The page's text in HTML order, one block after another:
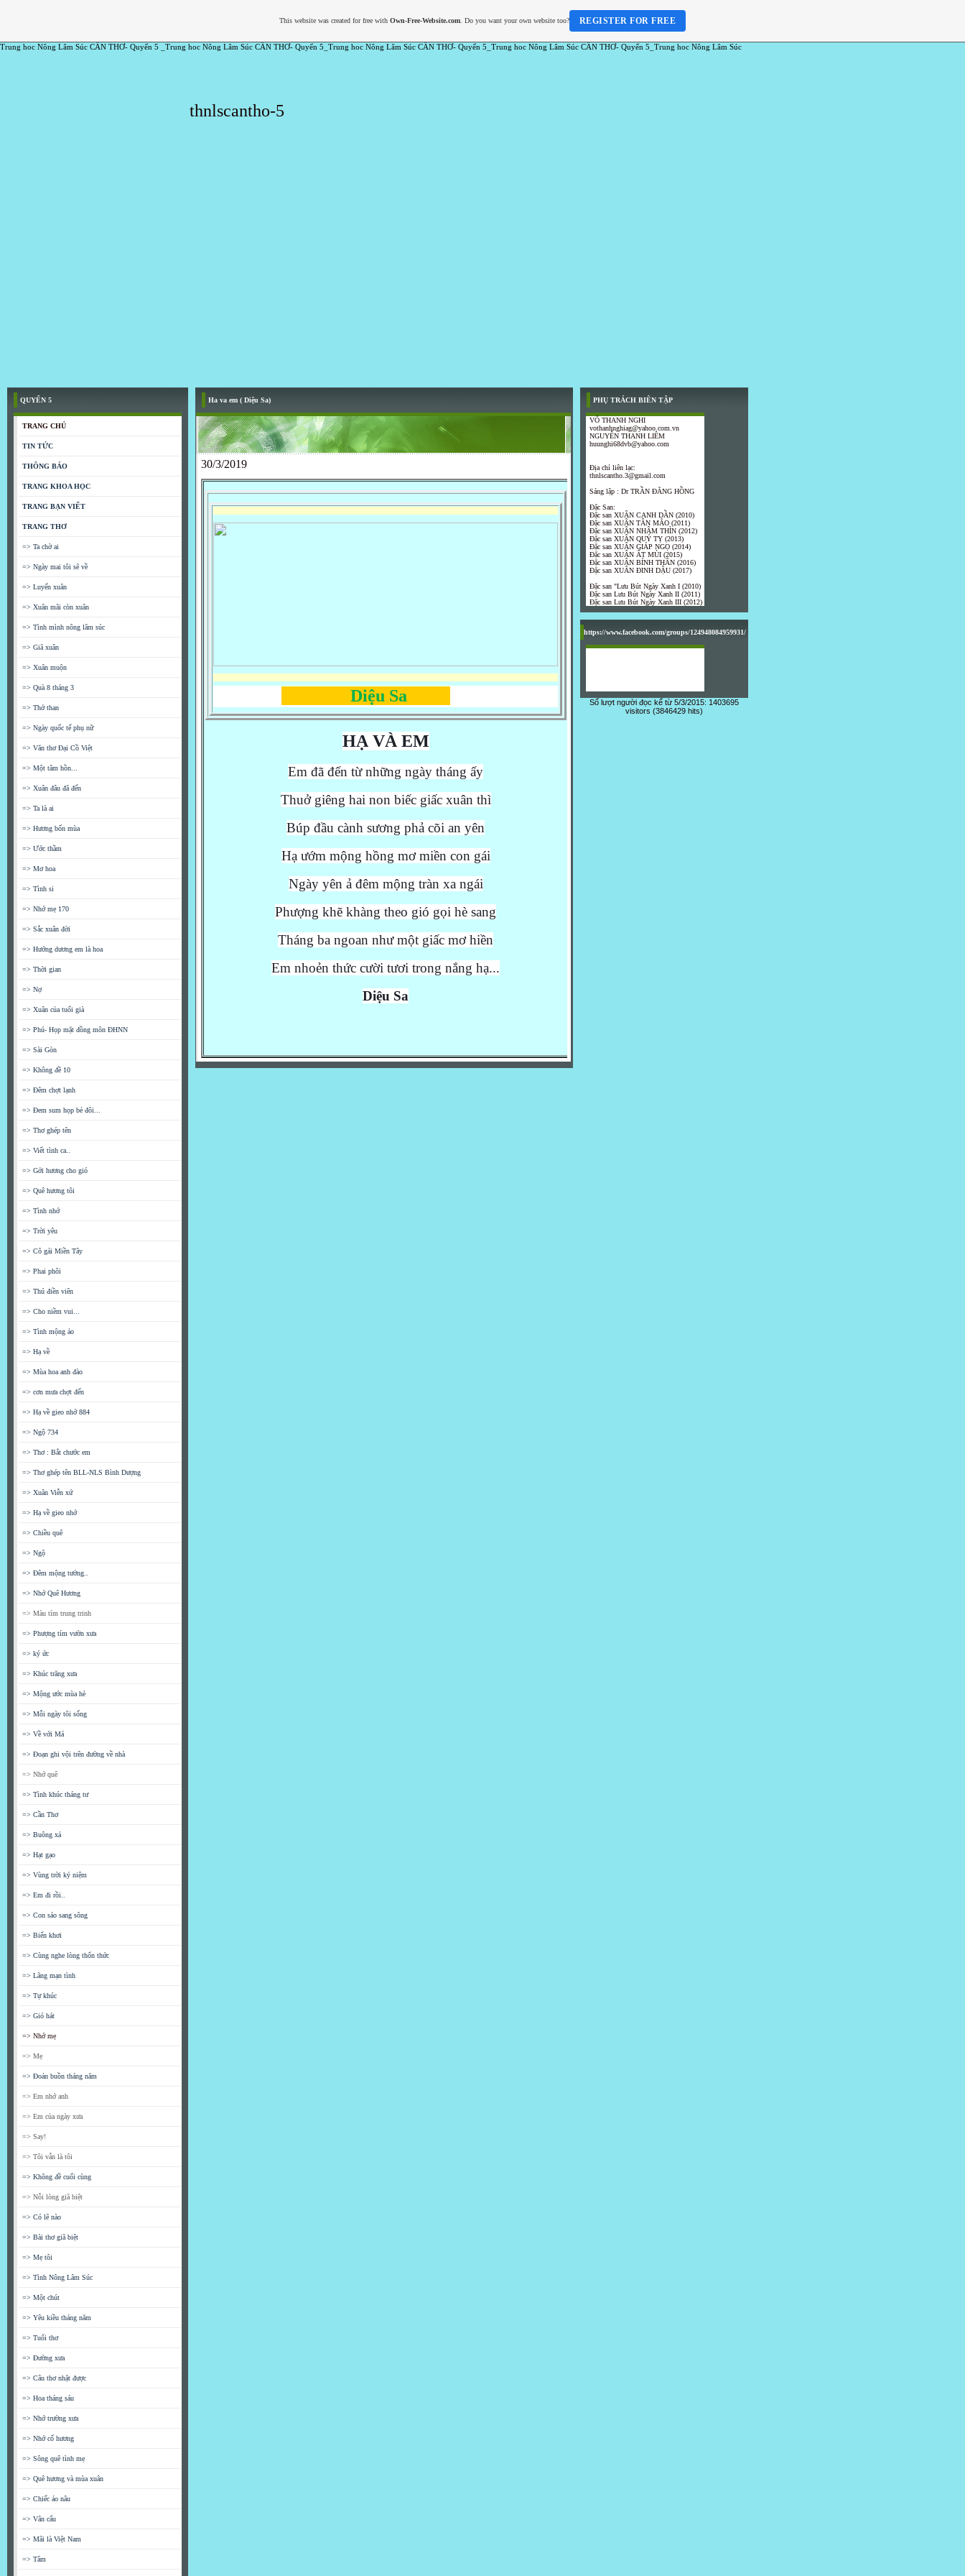
Trung hoc Nông Lâm Súc CẦN THƠ- Quyển 5 _Trung hoc Nông Lâm Súc CẦN THƠ- Quyển 5_Trung hoc Nông Lâm Súc CẦN THƠ- Quyển 5_Trung hoc Nông Lâm Súc CẦN THƠ- Quyển 5_Trung hoc Nông Lâm Súc
thnlscantho-5
QUYỂN 5
TRANG CHỦ
TIN TỨC
THÔNG BÁO
TRANG KHOA HỌC
TRANG BẠN VIẾT
TRANG THƠ
=> Ta chờ ai
=> Ngày mai tôi sẽ về
=> Luyến xuân
=> Xuân mãi còn xuân
=> Tình mình nông lâm súc
=> Giã xuân
=> Xuân muộn
=> Quà 8 tháng 3
=> Thở than
=> Ngày quốc tế phụ nữ
=> Văn thơ Đại Cồ Việt
=> Một tâm hồn...
=> Xuân đâu đã đến
=> Ta là ai
=> Hương bốn mùa
=> Ước thầm
=> Mơ hoa
=> Tình si
=> Nhớ mẹ 170
=> Sắc xuân đời
=> Hướng dương em là hoa
=> Thời gian
=> Nợ
=> Xuân của tuổi già
=> Phú- Họp mặt đồng môn ĐHNN
=> Sài Gòn
=> Không đề 10
=> Đêm chợt lạnh
=> Đem sum họp bẻ đôi...
=> Thơ ghép tên
=> Viết tình ca..
=> Gởi hương cho gió
=> Quê hương tôi
=> Tình nhớ
=> Trời yêu
=> Cô gái Miền Tây
=> Phai phôi
=> Thú điền viên
=> Cho niềm vui...
=> Tình mộng ảo
=> Hạ về
=> Mùa hoa anh đào
=> cơn mưa chợt đến
=> Hạ về gieo nhớ 884
=> Ngộ 734
=> Thơ : Bắt chước em
=> Thơ ghép tên BLL-NLS Bình Dượng
=> Xuân Viễn xứ
=> Hạ về gieo nhớ
=> Chiều quê
=> Ngộ
=> Đêm mộng tưởng..
=> Nhớ Quê Hương
=> Màu tím trung trinh
=> Phượng tím vườn xưa
=> ký ức
=> Khúc trăng xưa
=> Mộng ước mùa hè
=> Mỗi ngày tôi sống
=> Về với Má
=> Đoạn ghi vội trên đường về nhà
=> Nhớ quê
=> Tình khúc tháng tư
=> Cần Thơ
=> Buông xả
=> Hạt gạo
=> Vùng trời kỷ niệm
=> Em đi rồi..
=> Con sáo sang sông
=> Biển khơi
=> Cùng nghe lòng thổn thức
=> Lãng mạn tình
=> Tự khúc
=> Gió hát
=> Nhớ mẹ
=> Mẹ
=> Đoản buồn tháng năm
=> Em nhớ anh
=> Em của ngày xưa
=> Say!
=> Tôi vẫn là tôi
=> Không đề cuối cùng
=> Nỗi lòng giã biệt
=> Có lẽ nào
=> Bài thơ giã biệt
=> Mẹ tôi
=> Tình Nông Lâm Súc
=> Một chút
=> Yêu kiều tháng năm
=> Tuổi thơ
=> Đường xưa
=> Câu thơ nhặt được
=> Hoa tháng sáu
=> Nhớ trường xưa
=> Nhớ cố hương
=> Sông quê tình mẹ
=> Quê hương và mùa xuân
=> Chiếc áo nâu
=> Vân cẩu
=> Mãi là Việt Nam
=> Tâm
Ha va em ( Diệu Sa)
30/3/2019
Diệu Sa
HẠ VÀ EM
Em đã đến từ những ngày tháng ấy
Thuở giêng hai non biếc giấc xuân thì
Búp đầu cành sương phả cõi an yên
Hạ ướm mộng hồng mơ miền con gái
Ngày yên ả đêm mộng tràn xa ngái
Phượng khẽ khàng theo gió gọi hè sang
Tháng ba ngoan như một giấc mơ hiền
Em nhoẻn thức cười tươi trong nắng hạ...
Diệu Sa
PHỤ TRÁCH BIÊN TẬP
VÕ THANH NGHI
vothanhnghiag@yahoo.com.vn
NGUYỄN THANH LIÊM
huunghi68dvb@yahoo.com
Địa chỉ liên lạc:
thnlscantho.3@gmail.com
Sáng lập : Dr TRẦN ĐĂNG HỒNG
Đặc San:
Đặc san XUÂN CANH DẦN (2010)
Đặc san XUÂN TÂN MÃO (2011)
Đặc san XUÂN NHÂM THÌN (2012)
Đặc san XUÂN QUÝ TỴ (2013)
Đặc san XUÂN GIÁP NGỌ (2014)
Đặc san XUÂN ẤT MÙI (2015)
Đặc san XUÂN BÍNH THÂN (2016)
Đặc san XUÂN ĐINH DẬU (2017)
Đặc san "Lưu Bút Ngày Xanh I (2010)
Đặc san Lưu Bút Ngày Xanh II (2011)
Đặc san Lưu Bút Ngày Xanh III (2012)
https://www.facebook.com/groups/124948084959931/
Số lượt người đọc kể từ 5/3/2015: 1403695
visitors (3846429 hits)
This website was created for free with Own-Free-Website.com. Do you want your own website too? REGISTER FOR FREE